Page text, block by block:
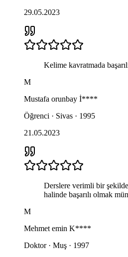
29.05.2023
Kelime kavratmada
M
Mustafa orunbay İ****
Öğrenci · Sivas · 1995
21.05.2023
Derslere verimli bir şekilde
halinde başarılı olmak
M
Mehmet emin K****
Doktor · Muş · 1997